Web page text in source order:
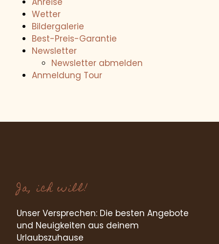
URLAUBSTIPPS
Wetter
Bildergalerie
Best-Preis-Garantie
Newsletter
Newsletter abmelden
Anmeldung Tour
Ja, ich will!
Unser Versprechen: Die besten Angebote
und Neuigkeiten aus deinem
Urlaubszuhause